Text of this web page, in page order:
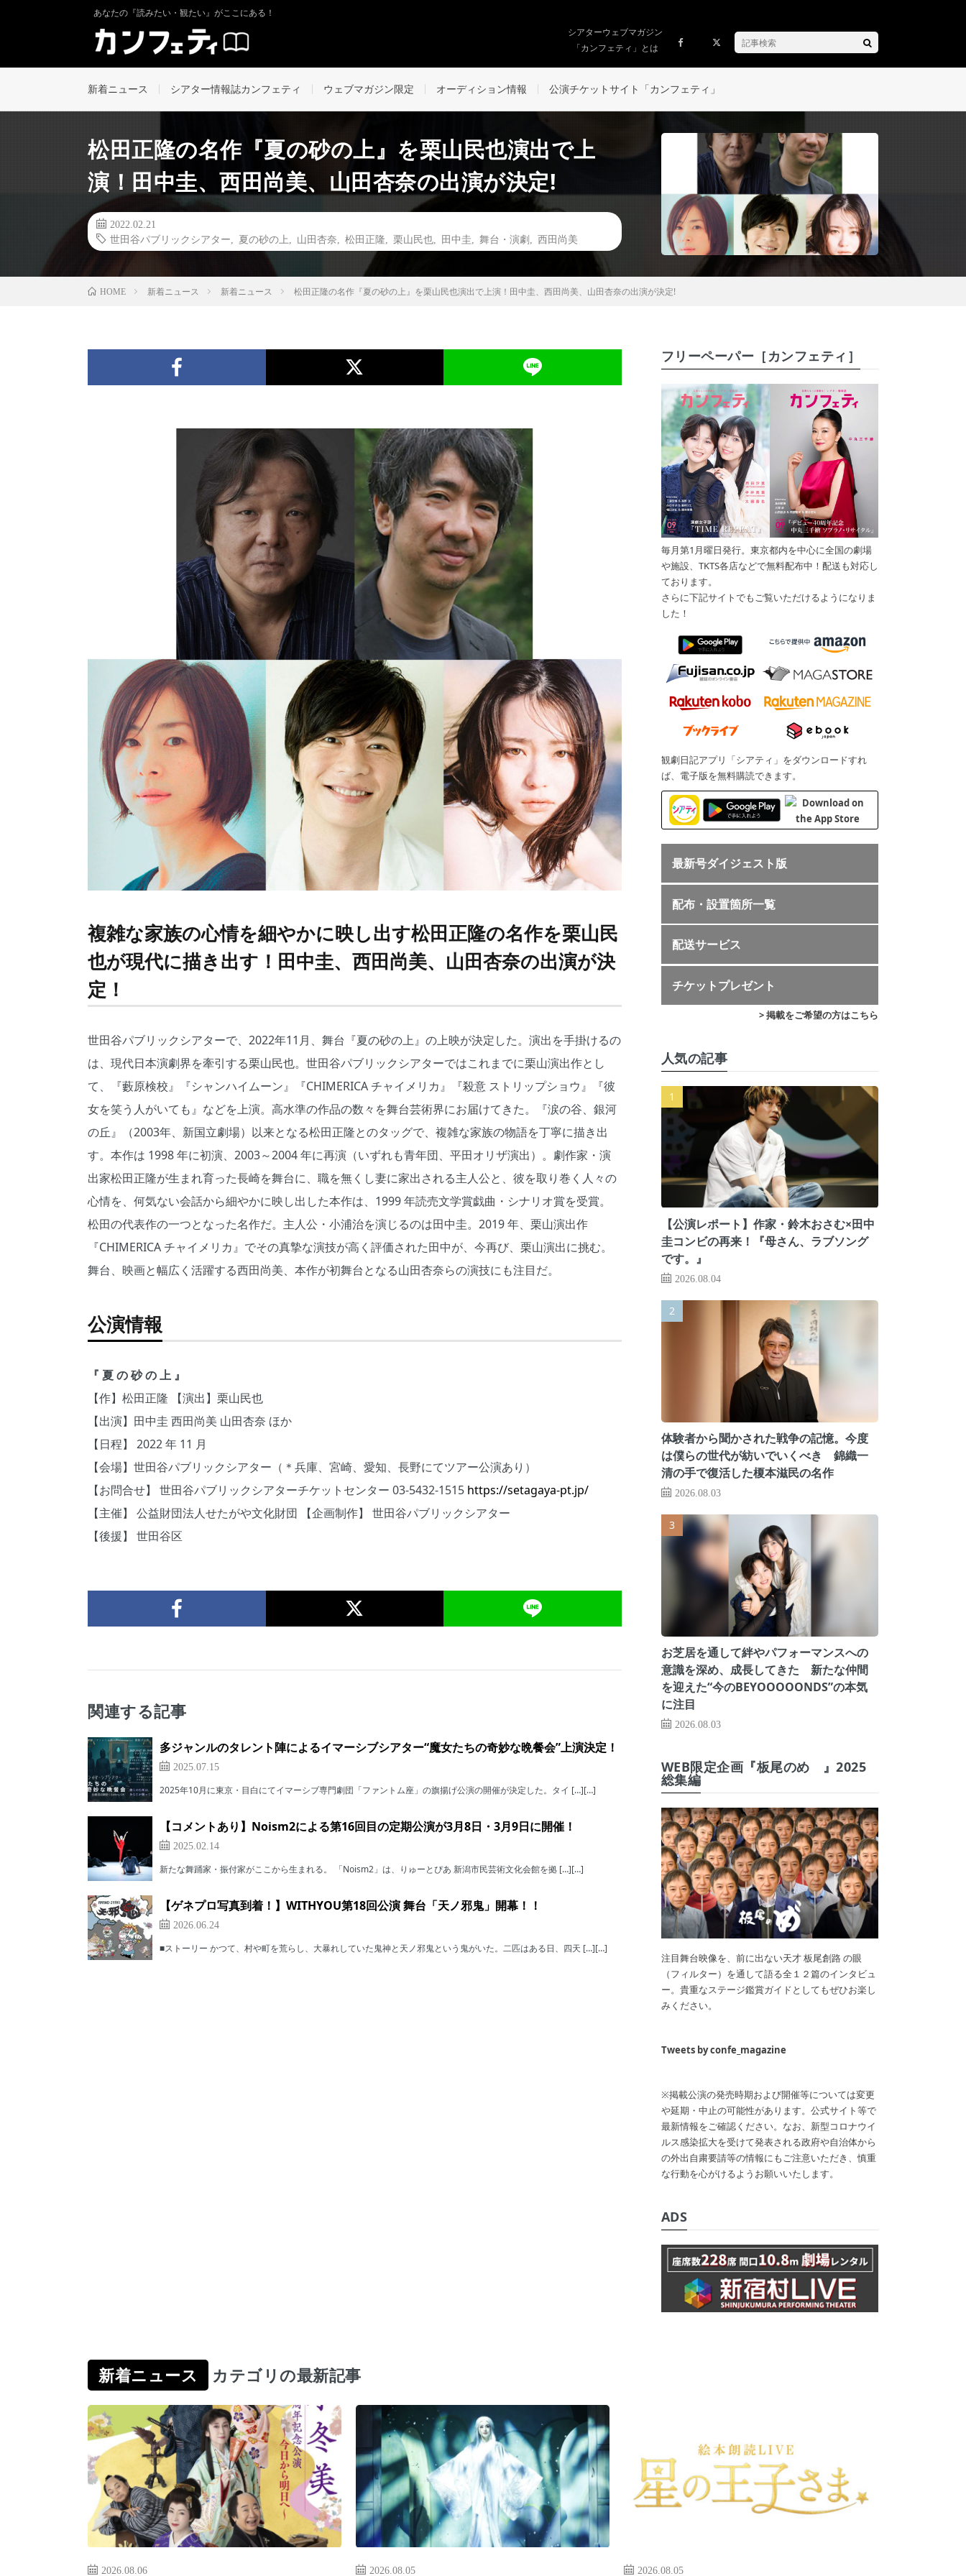
あなたの『読みたい・観たい』がここにある！
シアターウェブマガジン
「カンフェティ」とは
新着ニュース シアター情報誌カンフェティ ウェブマガジン限定 オーディション情報 公演チケットサイト「カンフェティ」
松田正隆の名作『夏の砂の上』を栗山民也演出で上
演！田中圭、西田尚美、山田杏奈の出演が決定!
2022.02.21
世田谷パブリックシアター
夏の砂の上 山田杏奈 松田正隆 栗山民也 田中圭 舞台・演劇 西田尚美
HOME 新着ニュース 新着ニュース 松田正隆の名作『夏の砂の上』を栗山民也演出で上演！田中圭、西田尚美、山田杏奈の出演が決定!
複雑な家族の心情を細やかに映し出す松田正隆の名作を栗山民
也が現代に描き出す！田中圭、西田尚美、山田杏奈の出演が決
定！
世田谷パブリックシアターで、2022年11月、舞台『夏の砂の上』の上映が決定した。演出を手掛けるの
は、現代日本演劇界を牽引する栗山民也。世田谷パブリックシアターではこれまでに栗山演出作とし
て、『藪原検校』『シャンハイムーン』『CHIMERICA チャイメリカ』『殺意 ストリップショウ』『彼
女を笑う人がいても』などを上演。高水準の作品の数々を舞台芸術界にお届けてきた。『涙の谷、銀河
の丘』（2003年、新国立劇場）以来となる松田正隆とのタッグで、複雑な家族の物語を丁寧に描き出
す。本作は 1998 年に初演、2003～2004 年に再演（いずれも青年団、平田オリザ演出）。劇作家・演
出家松田正隆が生まれ育った長崎を舞台に、職を無くし妻に家出される主人公と、彼を取り巻く人々の
心情を、何気ない会話から細やかに映し出した本作は、1999 年読売文学賞戯曲・シナリオ賞を受賞。
松田の代表作の一つとなった名作だ。主人公・小浦治を演じるのは田中圭。2019 年、栗山演出作
『CHIMERICA チャイメリカ』でその真摯な演技が高く評価された田中が、今再び、栗山演出に挑む。
舞台、映画と幅広く活躍する西田尚美、本作が初舞台となる山田杏奈らの演技にも注目だ。
公演情報
『 夏 の 砂 の 上 』
【作】松田正隆 【演出】栗山民也
【出演】田中圭 西田尚美 山田杏奈 ほか
【日程】 2022 年 11 月
【会場】世田谷パブリックシアター（＊兵庫、宮崎、愛知、長野にてツアー公演あり）
【お問合せ】 世田谷パブリックシアターチケットセンター 03-5432-1515 https://setagaya-pt.jp/
【主催】 公益財団法人せたがや文化財団 【企画制作】 世田谷パブリックシアター
【後援】 世田谷区
関連する記事
多ジャンルのタレント陣によるイマーシブシアター“魔女たちの奇妙な晩餐会”上演決定！
2025.07.15
2025年10月に東京・目白にてイマーシブ専門劇団「ファントム座」の旗揚げ公演の開催が決定した。タイ […][…]
【コメントあり】Noism2による第16回目の定期公演が3月8日・3月9日に開催！
2025.02.14
新たな舞踊家・振付家がここから生まれる。 「Noism2」は、りゅーとぴあ 新潟市民芸術文化会館を拠 […][…]
【ゲネプロ写真到着！】WITHYOU第18回公演 舞台「天ノ邪鬼」開幕！！
2026.06.24
■ストーリー かつて、村や町を荒らし、大暴れしていた鬼神と天ノ邪鬼という鬼がいた。二匹はある日、四天 […][…]
フリーペーパー［カンフェティ］
毎月第1月曜日発行。東京都内を中心に全国の劇場
や施設、TKTS各店などで無料配布中！配送も対応し
ております。
さらに下記サイトでもご覧いただけるようになりま
した！
観劇日記アプリ「シアティ」をダウンロードすれ
ば、電子版を無料購読できます。
最新号ダイジェスト版
配布・設置箇所一覧
配送サービス
チケットプレゼント
> 掲載をご希望の方はこちら
人気の記事
【公演レポート】作家・鈴木おさむ×田中
圭コンビの再来！『母さん、ラブソング
です。』
2026.08.04
体験者から聞かされた戦争の記憶。今度
は僕らの世代が紡いでいくべき 錦織一
清の手で復活した榎本滋民の名作
2026.08.03
お芝居を通して絆やパフォーマンスへの
意識を深め、成長してきた 新たな仲間
を迎えた“今のBEYOOOOONDS”の本気
に注目
2026.08.03
WEB限定企画『板尾のめ゙』2025
総集編
注目舞台映像を、前に出ない天才 板尾創路 の眼
（フィルター）を通して語る全１２篇のインタビュ
ー。貴重なステージ鑑賞ガイドとしてもぜひお楽し
みください。
Tweets by confe_magazine
※掲載公演の発売時期および開催等については変更
や延期・中止の可能性があります。公式サイト等で
最新情報をご確認ください。なお、新型コロナウイ
ルス感染拡大を受けて発表される政府や自治体から
の外出自粛要請等の情報にもご注意いただき、慎重
な行動を心がけるようお願いいたします。
ADS
新着ニュース カテゴリの最新記事
2026.08.06 2026.08.05 2026.08.05